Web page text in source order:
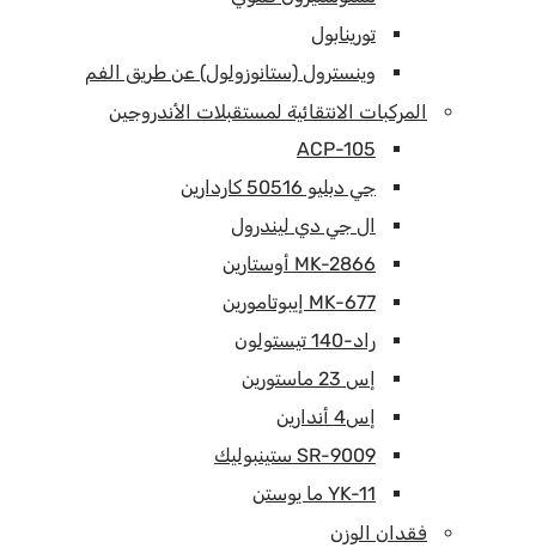
تورينابول
وينسترول (ستانوزولول) عن طريق الفم
المركبات الانتقائية لمستقبلات الأندروجين
ACP-105
جي دبليو 50516 كاردارين
ال جي دي ليندرول
MK-2866 أوستارين
MK-677 إيبوتامورين
راد-140 تيستولون
إس 23 ماستورين
إس4 أندارين
SR-9009 ستينبوليك
YK-11 ما يوستن
فقدان الوزن